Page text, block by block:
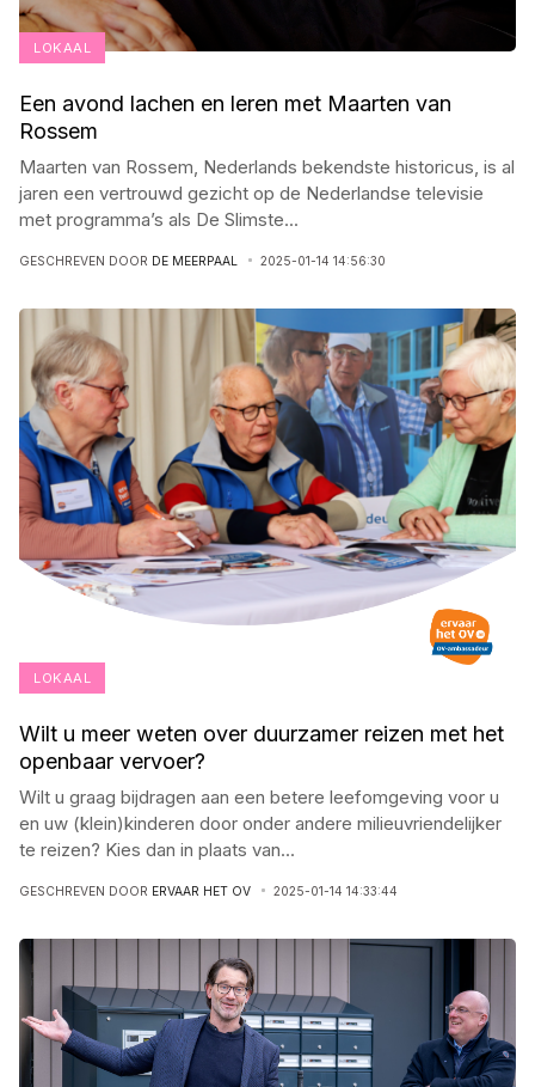
LOKAAL
Een avond lachen en leren met Maarten van
Rossem
Maarten van Rossem, Nederlands bekendste historicus, is al
jaren een vertrouwd gezicht op de Nederlandse televisie
met programma’s als De Slimste...
GESCHREVEN DOOR DE MEERPAAL 2025-01-14 14:56:30
LOKAAL
Wilt u meer weten over duurzamer reizen met het
openbaar vervoer?
Wilt u graag bijdragen aan een betere leefomgeving voor u
en uw (klein)kinderen door onder andere milieuvriendelijker
te reizen? Kies dan in plaats van...
GESCHREVEN DOOR ERVAAR HET OV 2025-01-14 14:33:44